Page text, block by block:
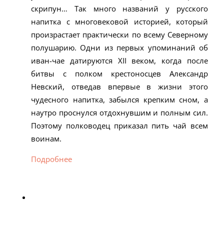
скрипун… Так много названий у русского
напитка с многовековой историей, который
произрастает практически по всему Северному
полушарию. Одни из первых упоминаний об
иван-чае датируются XII веком, когда после
битвы с полком крестоносцев Александр
Невский, отведав впервые в жизни этого
чудесного напитка, забылся крепким сном, а
наутро проснулся отдохнувшим и полным сил.
Поэтому полководец приказал пить чай всем
воинам.
Подробнее